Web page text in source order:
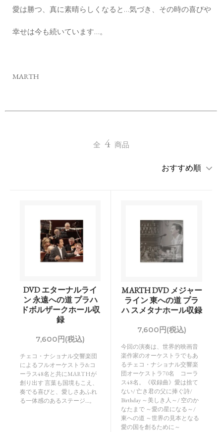
愛は勝つ、真に素晴らしくなると…気づき、その時の喜びや
幸せは今も続いています…。
MARTH
全 4 商品
DVD エターナルライ
ン 永遠への道 プラハ
ドボルザークホール収
録
7,600円(税込)
チェコ・ナショナル交響楽団
によるフルオーケストラ&コ
ーラス48名と共にMARTHが
創り出す 言葉も国境もこえ、
奏でる喜びと、愛しさあふれ
る一体感のあるステージ…。
MARTH DVD メジャー
ライン 東への道 プラ
ハ スメタナホール収録
7,600円(税込)
今回の演奏は、世界的映画音
楽作家のオーケストラでもあ
るチェコ・ナショナル交響楽
団オーケストラ70名 コーラ
ス48名。《収録曲》愛は捨て
ない/ 亡き君の父に捧ぐ詩/
Birthday ～美しき人～/ 空のか
なたまで ～愛の星になる～/
東への道 ～世界の見本となる
愛の国を創るために～